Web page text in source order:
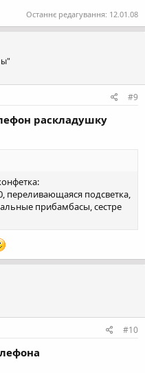
Останнє редагування: 12.01.08
#9
раскладушку
переливающаяся подсветка,
прибамбасы, сестре
#10